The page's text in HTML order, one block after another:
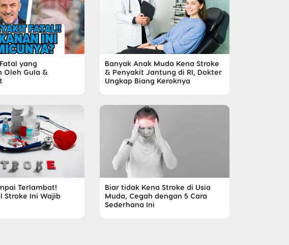
yang
Oleh Gula &
Banyak Anak Muda Kena Stroke
& Penyakit Jantung di RI, Dokter
Ungkap Biang Keroknya
Terlambat!
Stroke Ini Wajib
Biar tidak Kena Stroke di Usia
Muda, Cegah dengan 5 Cara
Sederhana Ini